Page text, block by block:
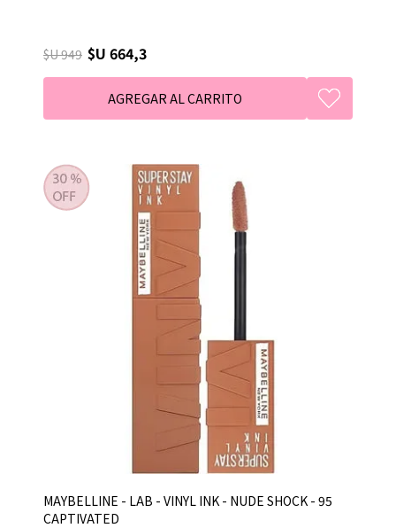
$U 949 $U 664,3
MAYBELLINE - LAB - VINYL INK - NUDE SHOCK - 95
CAPTIVATED